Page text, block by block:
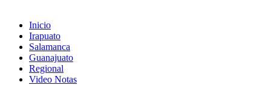
Inicio
Irapuato
Salamanca
Guanajuato
Regional
Video Notas